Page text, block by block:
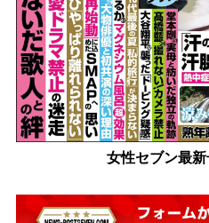
女性セブン最